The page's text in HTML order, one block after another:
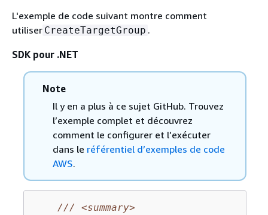
L'exemple de code suivant montre comment
utiliser CreateTargetGroup .
SDK pour .NET
Note
Il y en a plus à ce sujet GitHub. Trouvez
l’exemple complet et découvrez
comment le configurer et l’exécuter
dans le référentiel d’exemples de code
AWS.
///
<summary>